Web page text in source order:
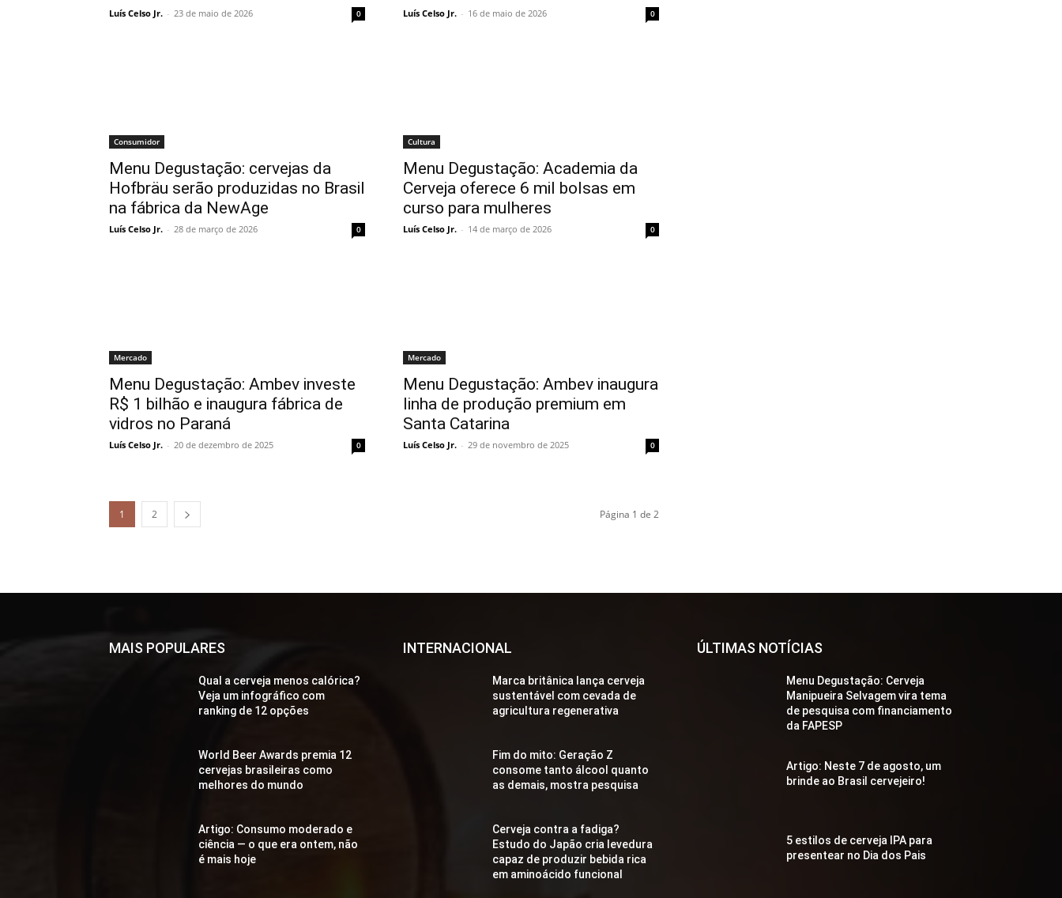
Luís Celso Jr. - 23 de maio de 2026 0 Luís Celso Jr. - 16 de maio de 2026 0
Consumidor
Menu Degustação: cervejas da
Hofbräu serão produzidas no Brasil
na fábrica da NewAge
Luís Celso Jr. - 28 de março de 2026 0
Cultura
Menu Degustação: Academia da
Cerveja oferece 6 mil bolsas em
curso para mulheres
Luís Celso Jr. - 14 de março de 2026 0
Mercado
Menu Degustação: Ambev investe
R$ 1 bilhão e inaugura fábrica de
vidros no Paraná
Luís Celso Jr. - 20 de dezembro de 2025 0
Mercado
Menu Degustação: Ambev inaugura
linha de produção premium em
Santa Catarina
Luís Celso Jr. - 29 de novembro de 2025 0
1 2 Página 1 de 2
MAIS POPULARES
Qual a cerveja menos calórica?
Veja um infográfico com
ranking de 12 opções
World Beer Awards premia 12
cervejas brasileiras como
melhores do mundo
Artigo: Consumo moderado e
ciência — o que era ontem, não
é mais hoje
INTERNACIONAL
Marca britânica lança cerveja
sustentável com cevada de
agricultura regenerativa
Fim do mito: Geração Z
consome tanto álcool quanto
as demais, mostra pesquisa
Cerveja contra a fadiga?
Estudo do Japão cria levedura
capaz de produzir bebida rica
em aminoácido funcional
ÚLTIMAS NOTÍCIAS
Menu Degustação: Cerveja
Manipueira Selvagem vira tema
de pesquisa com financiamento
da FAPESP
Artigo: Neste 7 de agosto, um
brinde ao Brasil cervejeiro!
5 estilos de cerveja IPA para
presentear no Dia dos Pais